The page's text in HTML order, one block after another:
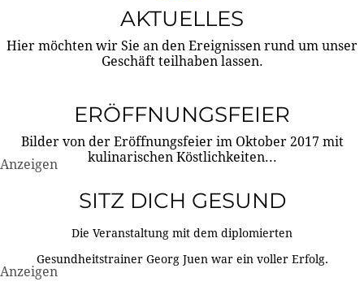
AKTUELLES
Hier möchten wir Sie an den Ereignissen rund um unser
Geschäft teilhaben lassen.
ERÖFFNUNGSFEIER
Bilder von der Eröffnungsfeier im Oktober 2017 mit
kulinarischen Köstlichkeiten...
Anzeigen
SITZ DICH GESUND
Die Veranstaltung mit dem diplomierten
Gesundheitstrainer Georg Juen war ein voller Erfolg.
Anzeigen